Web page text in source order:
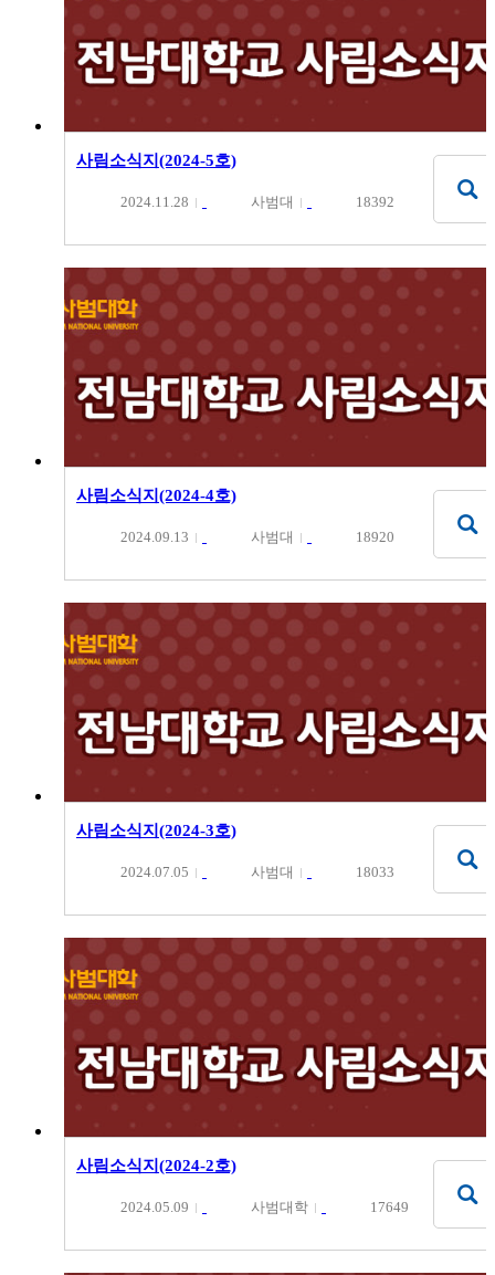
사림소식지(2024-5호)
2024.11.28 사범대 18392
사림소식지(2024-4호)
2024.09.13 사범대 18920
사림소식지(2024-3호)
2024.07.05 사범대 18033
사림소식지(2024-2호)
2024.05.09 사범대학 17649